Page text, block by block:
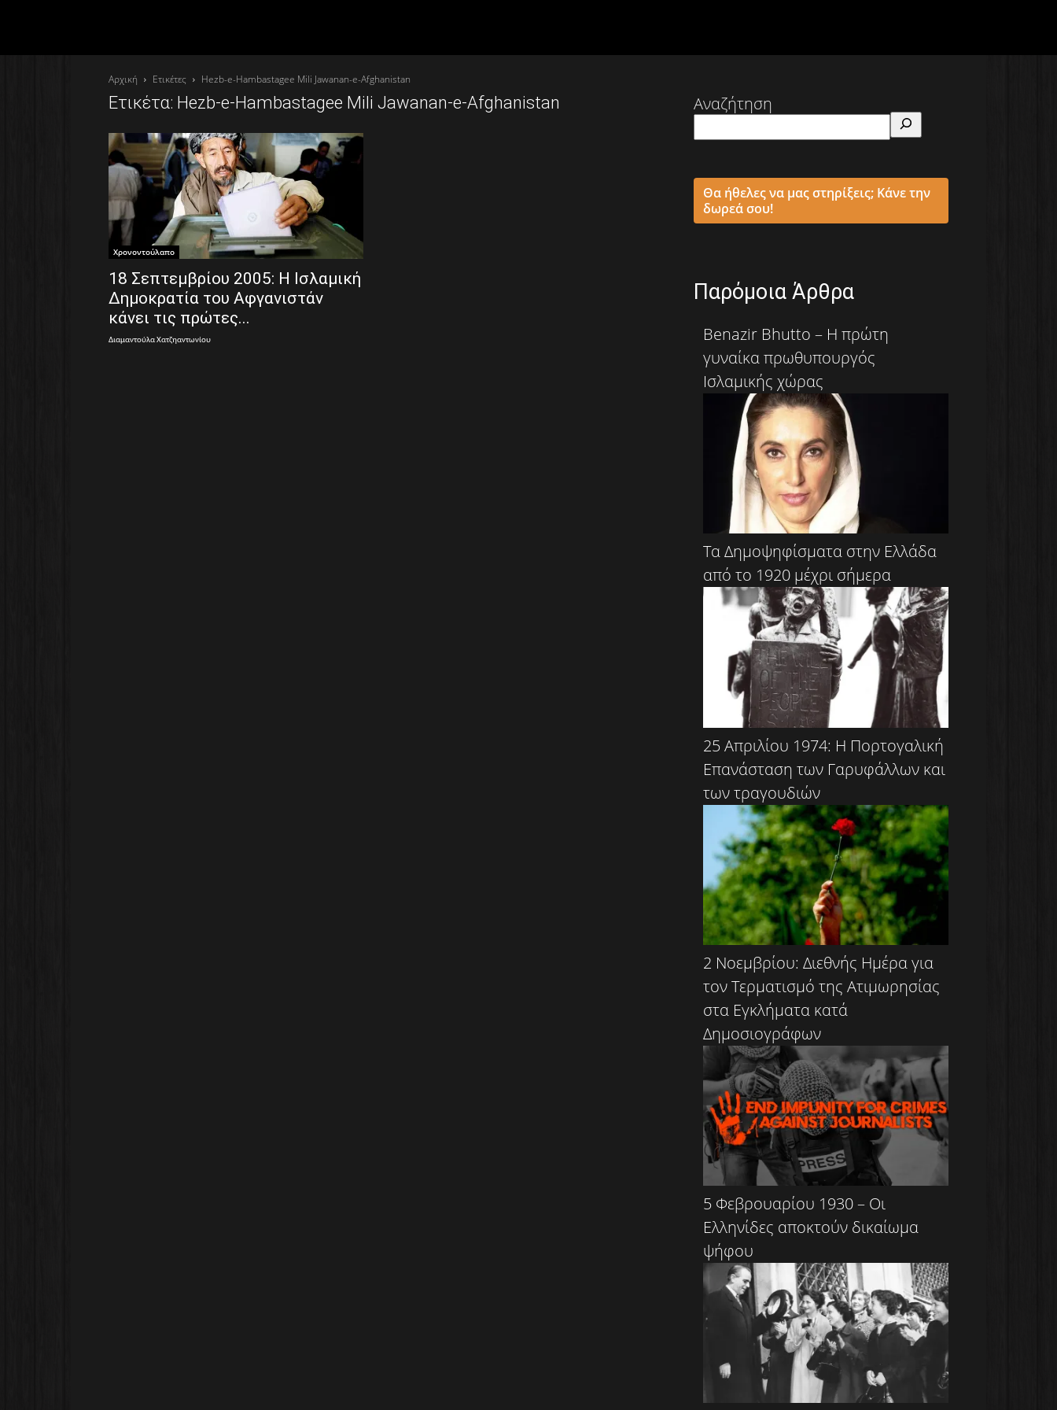
Αρχική Ετικέτες Hezb-e-Hambastagee Mili Jawanan-e-Afghanistan
Ετικέτα: Hezb-e-Hambastagee Mili Jawanan-e-Afghanistan
Χρονοντούλαπο
18 Σεπτεμβρίου 2005: Η Ισλαμική
Δημοκρατία του Αφγανιστάν
κάνει τις πρώτες...
Διαμαντούλα Χατζηαντωνίου
Αναζήτηση
Θα ήθελες να μας στηρίξεις; Κάνε την
δωρεά σου!
Παρόμοια Άρθρα
Benazir Bhutto – Η πρώτη
γυναίκα πρωθυπουργός
Ισλαμικής χώρας
Τα Δημοψηφίσματα στην Ελλάδα
από το 1920 μέχρι σήμερα
25 Απριλίου 1974: Η Πορτογαλική
Επανάσταση των Γαρυφάλλων και
των τραγουδιών
2 Νοεμβρίου: Διεθνής Ημέρα για
τον Τερματισμό της Ατιμωρησίας
στα Εγκλήματα κατά
Δημοσιογράφων
5 Φεβρουαρίου 1930 – Οι
Ελληνίδες αποκτούν δικαίωμα
ψήφου